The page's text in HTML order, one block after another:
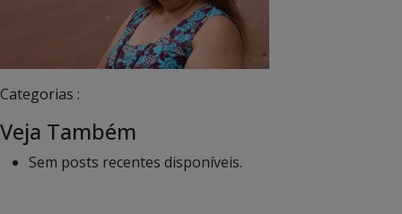
Categorias :
Veja Também
Sem posts recentes disponíveis.